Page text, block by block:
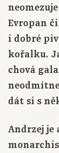
Evropan
i dobré
kořalku.
chová
dát si s
Andrzej